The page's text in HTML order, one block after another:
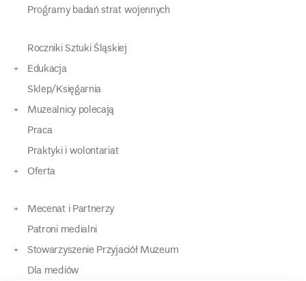
Programy badań strat wojennych
Roczniki Sztuki Śląskiej
Edukacja
Sklep/Księgarnia
Muzealnicy polecają
Praca
Praktyki i wolontariat
Oferta
Mecenat i Partnerzy
Patroni medialni
Stowarzyszenie Przyjaciół Muzeum
Dla mediów